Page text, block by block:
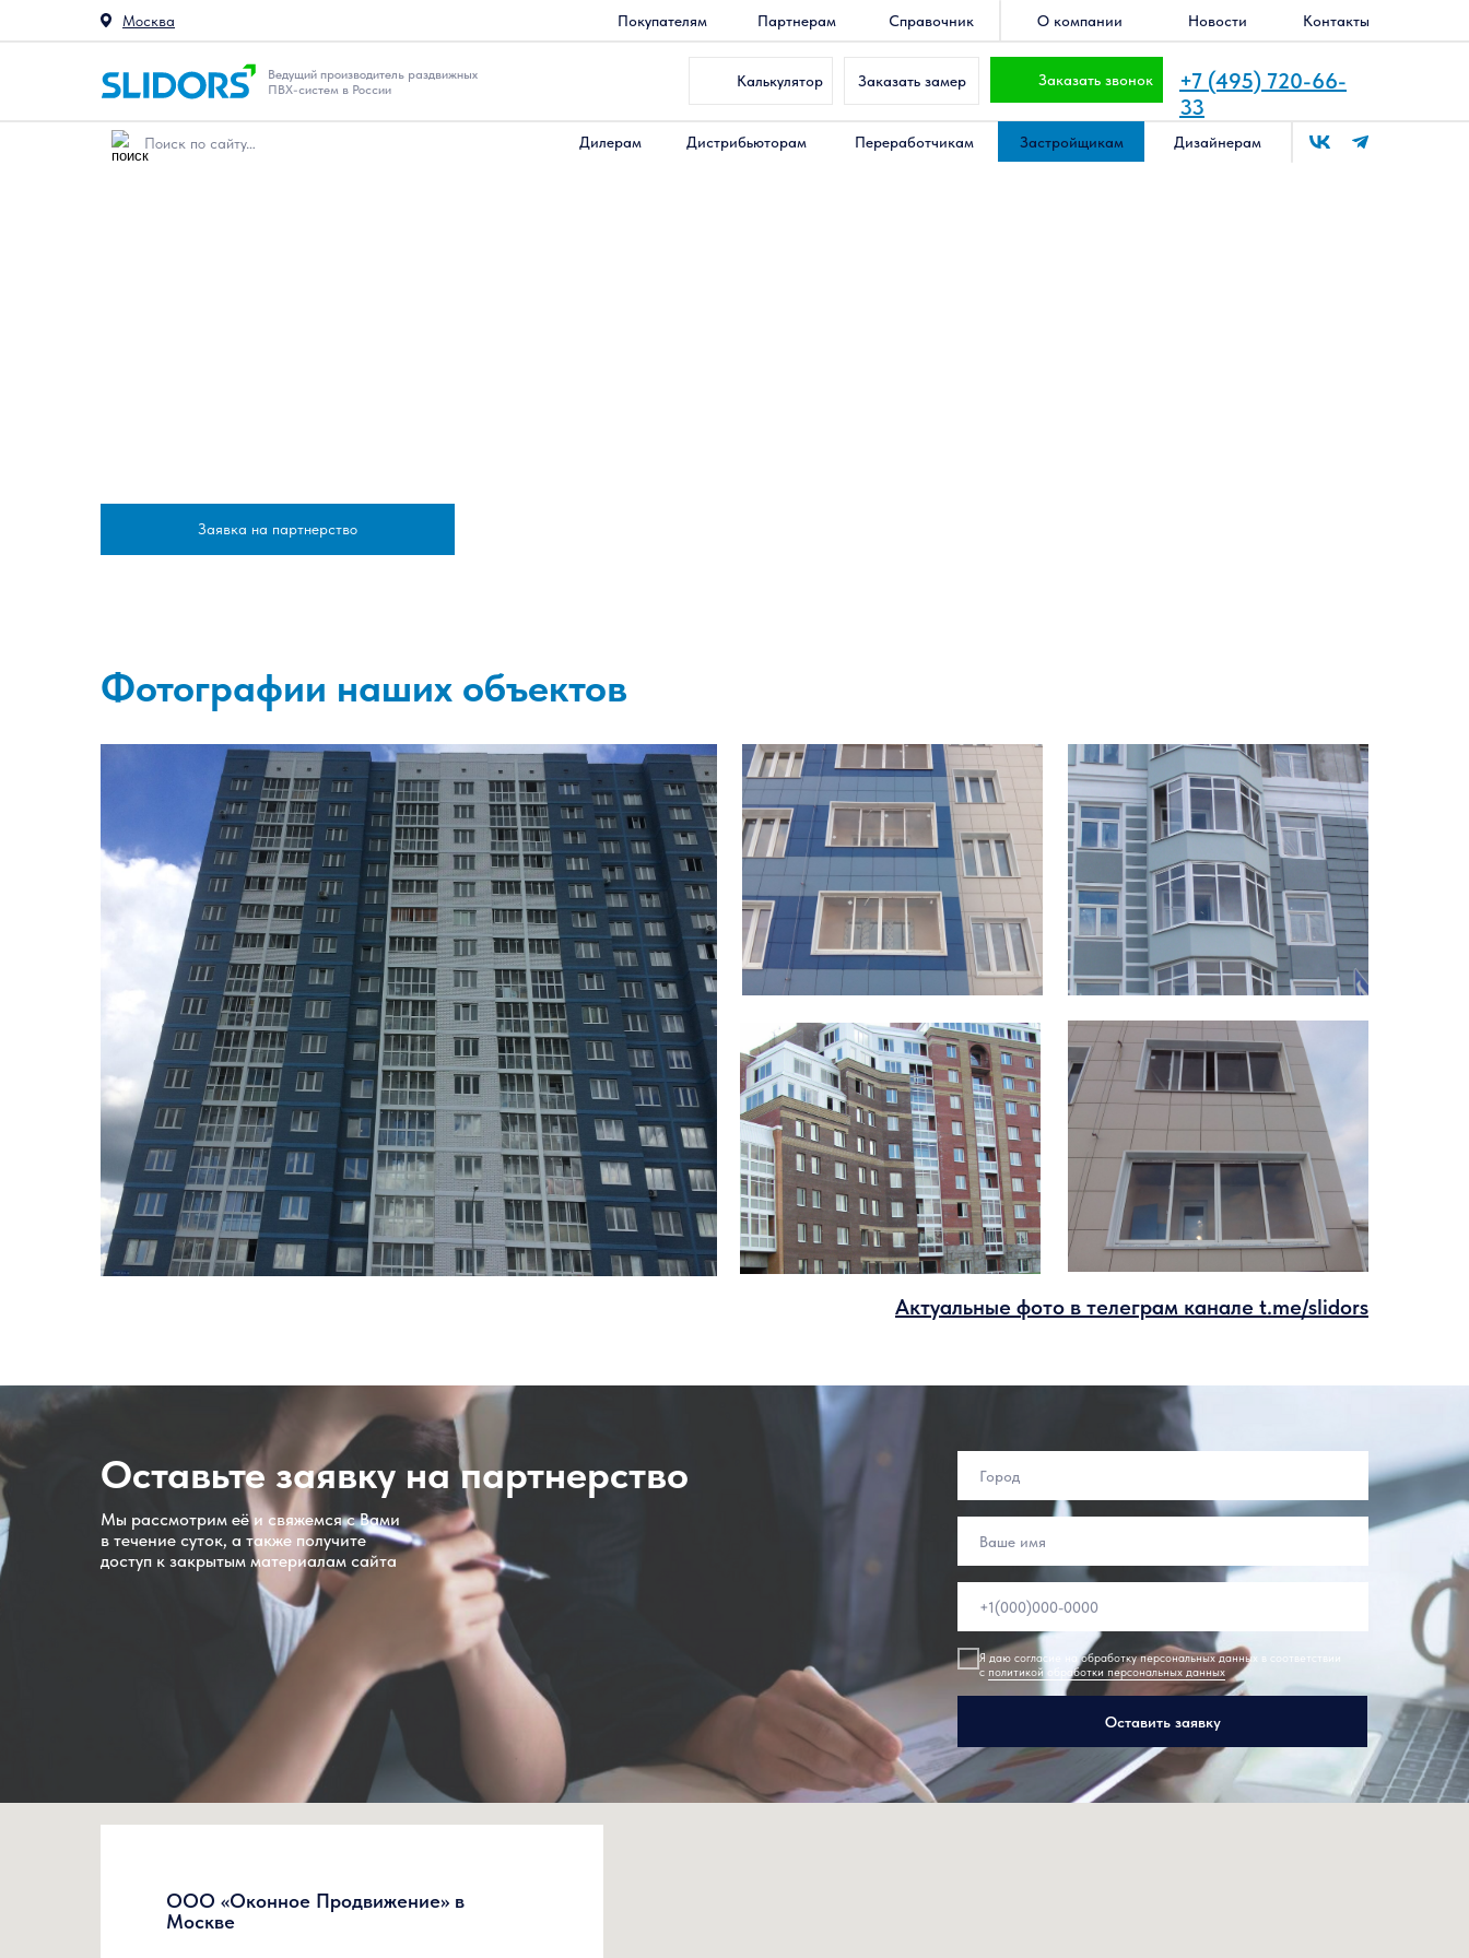
Москва
Калькулятор Заказать замер Заказать звонок
+7 (495) 720-66-
33
Покупателям Партнерам Справочник
Дилерам Дистрибьюторам Переработчикам Застройщикам Дизайнерам
Новости
О компании Контакты
Ведущий производитель раздвижных
ПВХ-систем в России
Заявка на партнерство
Фотографии наших объектов
Актуальные фото в телеграм канале t.me/slidors
Оставьте заявку на партнерство
Мы рассмотрим её и свяжемся с Вами
в течение суток, а также получите
доступ к закрытым материалам сайта
Я даю согласие на обработку персональных данных в соответствии
с политикой обработки персональных данных
Оставить заявку
ООО «Оконное Продвижение» в
Москве